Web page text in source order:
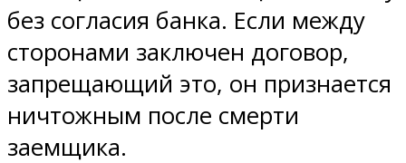
без согласия банка. Если между
сторонами заключен договор,
запрещающий это, он признается
ничтожным после смерти
заемщика.